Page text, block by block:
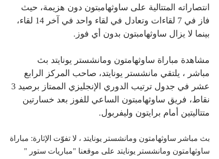
انتصاراته المتتالية على ساوثهامبتون دون هزيمة، حيث
فاز في 7 لقاءات وتعادل في لقاء واحد في آخر 14 لقاء،
بينما لا يزال ساوثهامبتون بدون أي فوز.
مشاهدة مباراة ساوثهامتون ومانشستر يونايتد بث
مباشر ، يلتقي مانشستر يونايتد، صاحب المركز الرابع
عشر في جدول ترتيب الدوري الإنجليزي الممتاز برصيد 3
نقاط، فريق ساوثهامبتون الساعي للفوز بعد خسارتين
متتاليتين أمام برايتون وليفربول.
بث مباشر ساوثهامتون ومانشستر يونايتد ، لا تفوّت الإثارة: مباراة
ساوثهامتون ومانشستر يونايتد على موقعنا "مباريات ستور "